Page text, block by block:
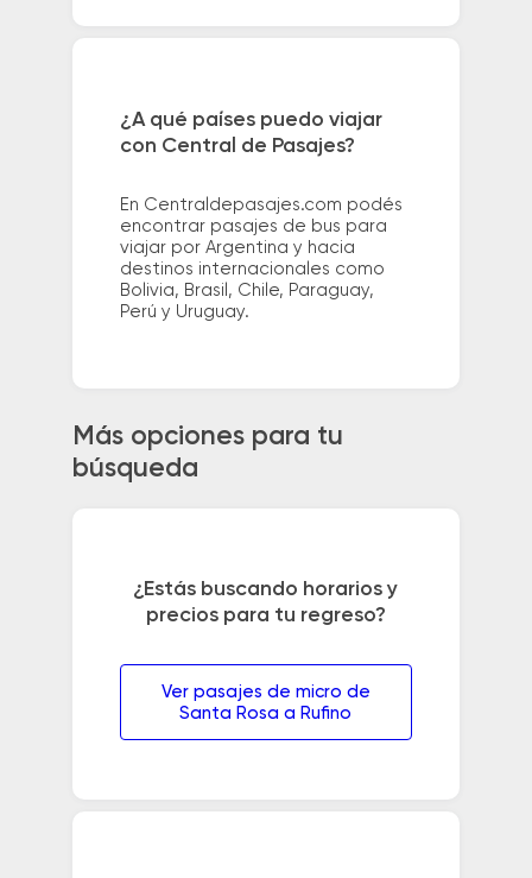
¿A qué países puedo viajar
con Central de Pasajes?
En Centraldepasajes.com podés
encontrar pasajes de bus para
viajar por Argentina y hacia
destinos internacionales como
Bolivia, Brasil, Chile, Paraguay,
Perú y Uruguay.
Más opciones para tu
búsqueda
¿Estás buscando horarios y
precios para tu regreso?
Ver pasajes de micro de
Santa Rosa a Rufino